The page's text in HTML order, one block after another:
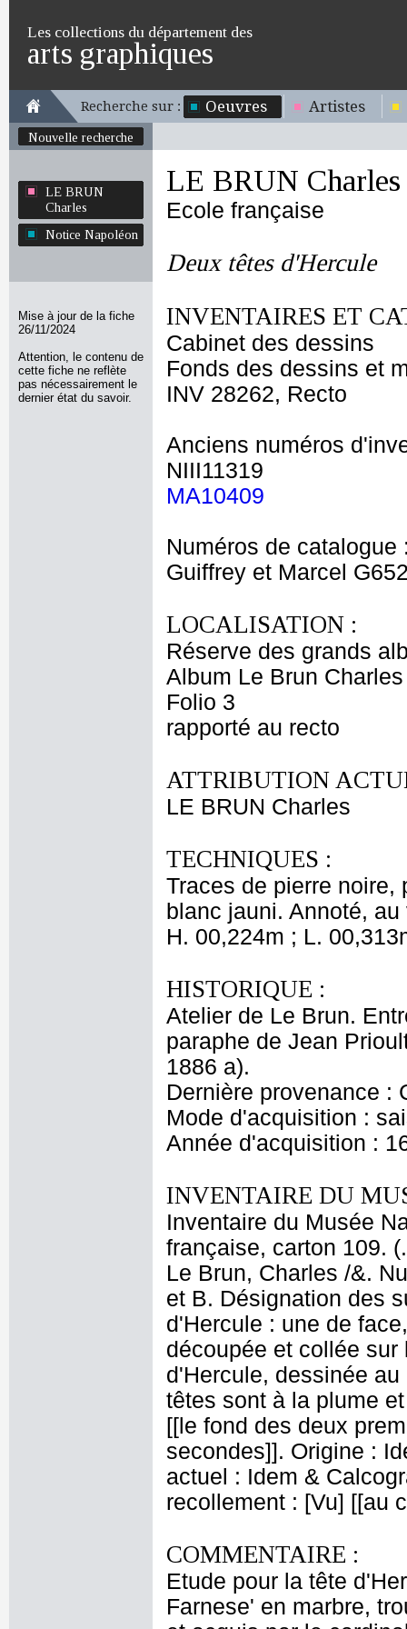
Les collections du département des
arts graphiques
Recherche sur : Oeuvres Artistes
Nouvelle recherche
LE BRUN
Charles
Notice Napoléon
Mise à jour de la fiche
26/11/2024
Attention, le contenu de
cette fiche ne reflète
pas nécessairement le
dernier état du savoir.
LE BRUN Charles
Ecole française
Deux têtes d'Hercule
INVENTAIRES ET
Cabinet des dessins
Fonds des dessins et
INV 28262, Recto
Anciens numéros
NIII11319
MA10409
Numéros de catalogue
Guiffrey et Marcel
LOCALISATION :
Réserve des grands
Album Le Brun
Folio 3
rapporté au recto
ATTRIBUTION
LE BRUN Charles
TECHNIQUES :
Traces de pierre noire,
blanc jauni. Annoté,
H. 00,224m ; L.
HISTORIQUE :
Atelier de Le Brun.
paraphe de Jean
1886 a).
Dernière provenance :
Mode d'acquisition :
Année d'acquisition :
INVENTAIRE DU
Inventaire du Musée
française, carton 109.
Le Brun, Charles /&.
et B. Désignation des
d'Hercule : une de
découpée et collée
d'Hercule, dessinée
têtes sont à la plume
[[le fond des deux
secondes]]. Origine :
actuel : Idem &
recollement : [Vu] [[au
COMMENTAIRE :
Etude pour la tête
Farnese' en marbre,